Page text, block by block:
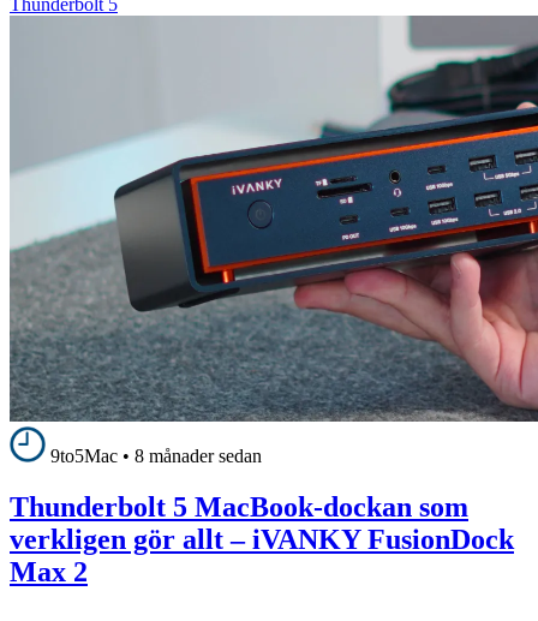
Thunderbolt 5
9to5Mac • 8 månader sedan
Thunderbolt 5 MacBook-dockan som
verkligen gör allt – iVANKY FusionDock
Max 2